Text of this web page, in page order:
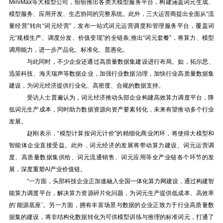
MiniMax等大模型公司，纷纷推出各类大模型服务平台，构建涵盖词元生成、
模型服务、应用开发、生态协同的完整系统。此外，三大运营商提出全面从“流
量经营”转向“词元经营”，发布一站式词元运营调度和管理服务平台，覆盖词
元“规模生产、调度分发、价值变现”的全链条;推出“词元套餐”，将算力、模型
调用能力，进一步产品化、标准化、普惠化。
与此同时，不少企业还通过高质量数据集建设进行布局。如，拓尔思、
迅策科技、海天瑞声等数据企业，加强行业数据治理，加快行业高质量数据集
建设，为词元经济提供行业化、高密度、合规的数据支持。
受访人士普遍认为，词元经济推动头部企业构建高效算力调度平台，降
低词元生产成本，同时助力数据资源向资产要素转化，未来有望推动多个行业
发展。
赵刚表示，“模型计算按词元计价”的精细化商业闭环，将使得大模型和
智能体企业直接受益。此外，词元经济的发展将带动算力建设、词元运营调
度、高质量数据集供给、词元流通销售、词元应用等全产业链各个环节的发
展，深度重塑AI产业价值链。
“一方面，头部科技企业正加速融入全国一体化算力网建设，通过构建智
能算力调度平台，解决算力资源碎片化问题，为词元生产提供低成本、高效率
的‘能源底座’。另一方面，拥有丰富场景与数据的企业正致力于行业高质量数
据集的建设，将非结构化数据转化为可供模型训练与推理的标准词元，打通了